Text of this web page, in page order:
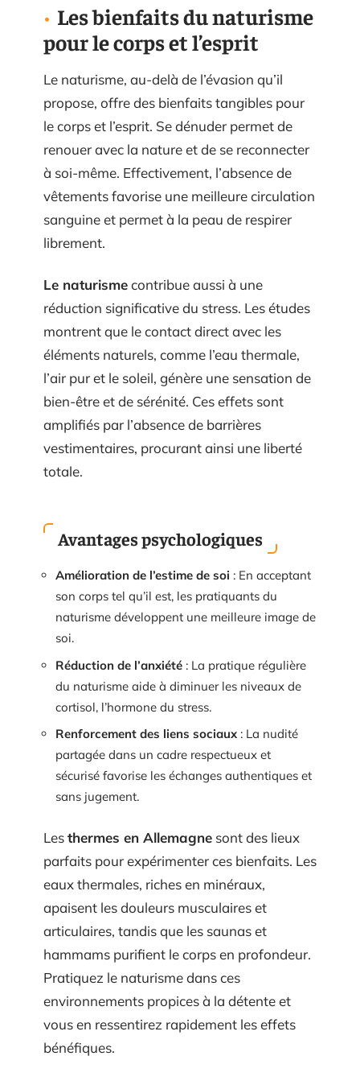
Les bienfaits du naturisme
pour le corps et l’esprit
Le naturisme, au-delà de l’évasion qu’il
propose, offre des bienfaits tangibles pour
le corps et l’esprit. Se dénuder permet de
renouer avec la nature et de se reconnecter
à soi-même. Effectivement, l’absence de
vêtements favorise une meilleure circulation
sanguine et permet à la peau de respirer
librement.
Le naturismecontribue aussi à une
réduction significative du stress. Les études
montrent que le contact direct avec les
éléments naturels, comme l’eau thermale,
l’air pur et le soleil, génère une sensation de
bien-être et de sérénité. Ces effets sont
amplifiés par l’absence de barrières
vestimentaires, procurant ainsi une liberté
totale.
Avantages psychologiques
Amélioration de l’estime de soi : En acceptant
son corps tel qu’il est, les pratiquants du
naturisme développent une meilleure image de
soi.
Réduction de l’anxiété : La pratique régulière
du naturisme aide à diminuer les niveaux de
cortisol, l’hormone du stress.
Renforcement des liens sociaux : La nudité
partagée dans un cadre respectueux et
sécurisé favorise les échanges authentiques et
sans jugement.
Lesthermes en Allemagne sont des lieux
parfaits pour expérimenter ces bienfaits. Les
eaux thermales, riches en minéraux,
apaisent les douleurs musculaires et
articulaires, tandis que les saunas et
hammams purifient le corps en profondeur.
Pratiquez le naturisme dans ces
environnements propices à la détente et
vous en ressentirez rapidement les effets
bénéfiques.